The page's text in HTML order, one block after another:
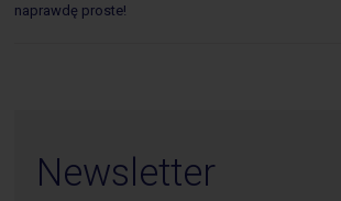
naprawdę proste!
Newsletter